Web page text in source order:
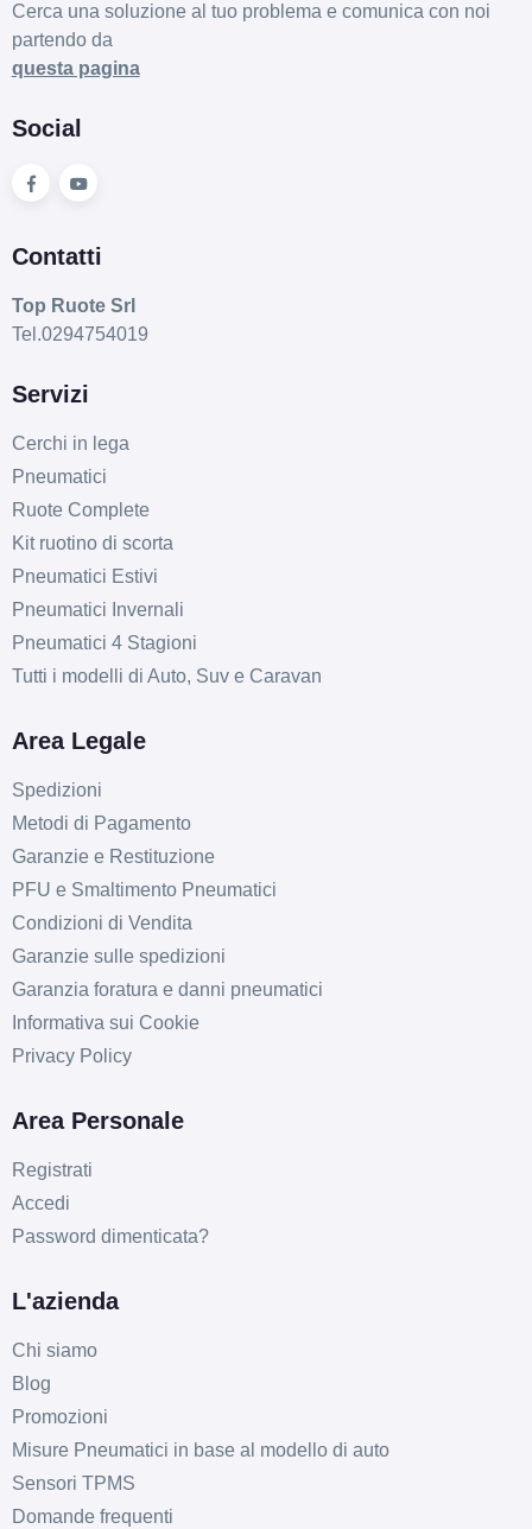
Cerca una soluzione al tuo problema e comunica con noi
partendo da
questa pagina
Social
Contatti
Top Ruote Srl
Tel.0294754019
Servizi
Cerchi in lega
Pneumatici
Ruote Complete
Kit ruotino di scorta
Pneumatici Estivi
Pneumatici Invernali
Pneumatici 4 Stagioni
Tutti i modelli di Auto, Suv e Caravan
Area Legale
Spedizioni
Metodi di Pagamento
Garanzie e Restituzione
PFU e Smaltimento Pneumatici
Condizioni di Vendita
Garanzie sulle spedizioni
Garanzia foratura e danni pneumatici
Informativa sui Cookie
Privacy Policy
Area Personale
Registrati
Accedi
Password dimenticata?
L'azienda
Chi siamo
Blog
Promozioni
Misure Pneumatici in base al modello di auto
Sensori TPMS
Domande frequenti